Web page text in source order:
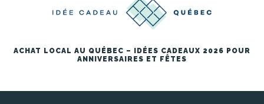
ACHAT LOCAL AU QUÉBEC – IDÉES CADEAUX 2026 POUR
ANNIVERSAIRES ET FÊTES